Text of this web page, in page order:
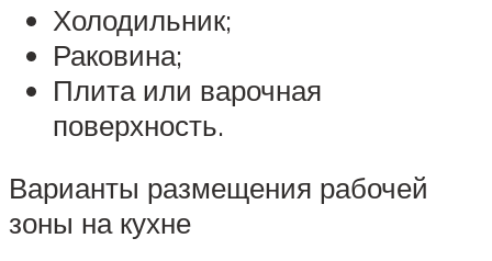
Холодильник;
Раковина;
Плита или варочная
поверхность.
Варианты размещения рабочей
зоны на кухне